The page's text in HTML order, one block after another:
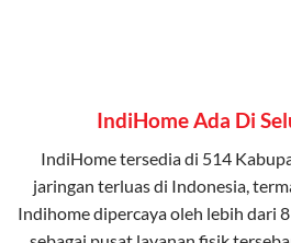
IndiHome Ada Di
IndiHome tersedia di 514
jaringan terluas di Indonesia,
Indihome dipercaya oleh lebih dari